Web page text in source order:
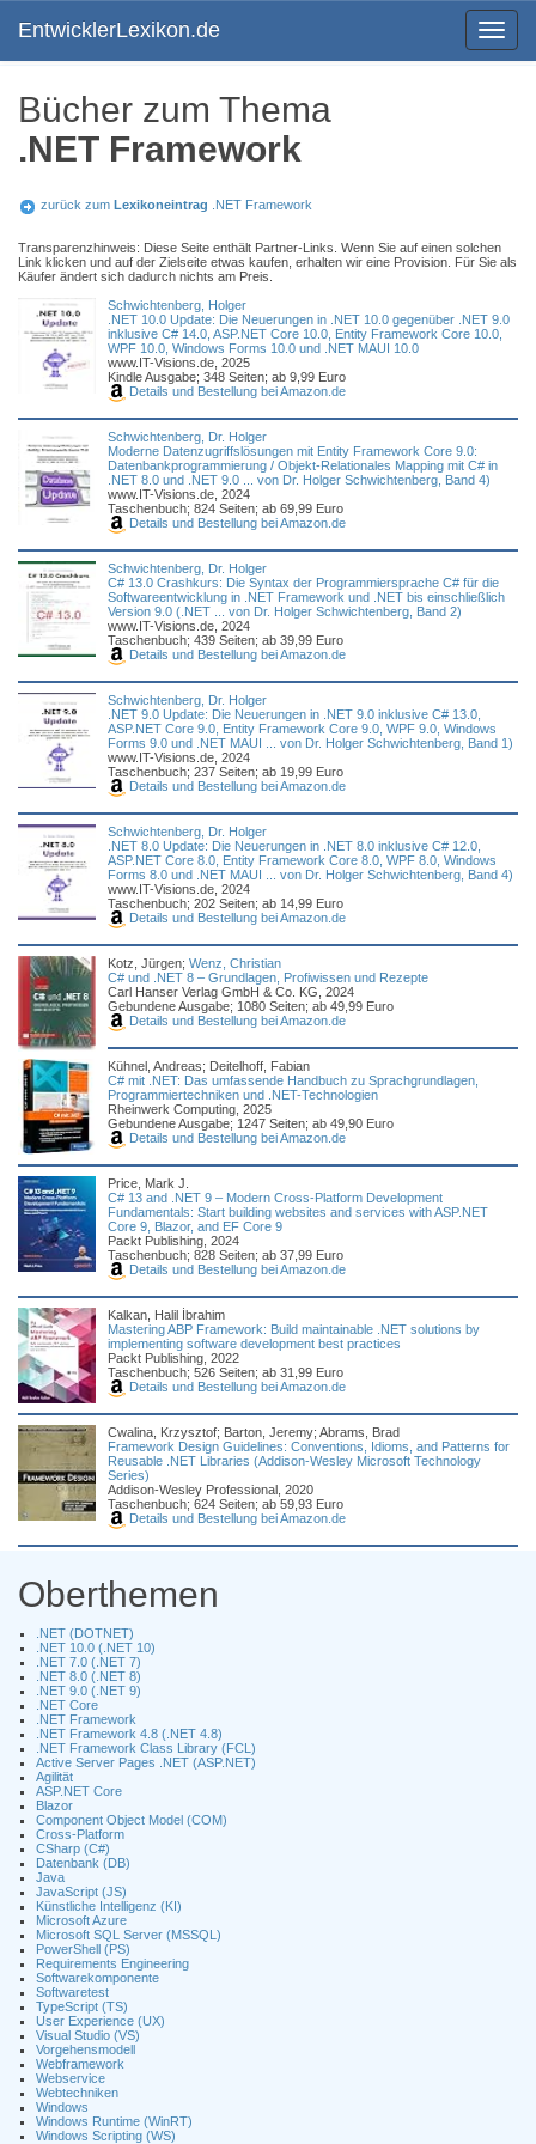
Toggle
EntwicklerLexikon.de
Bücher zum Thema
.NET Framework
zurück zum Lexikoneintrag .NET Framework
Transparenzhinweis: Diese Seite enthält Partner-Links. Wenn Sie auf einen solchen
Link klicken und auf der Zielseite etwas kaufen, erhalten wir eine Provision. Für Sie als
Käufer ändert sich dadurch nichts am Preis.
Schwichtenberg, Holger
.NET 10.0 Update: Die Neuerungen in .NET 10.0 gegenüber .NET 9.0
inklusive C# 14.0, ASP.NET Core 10.0, Entity Framework Core 10.0,
WPF 10.0, Windows Forms 10.0 und .NET MAUI 10.0
www.IT-Visions.de, 2025
Kindle Ausgabe; 348 Seiten; ab 9,99 Euro
Details und Bestellung bei Amazon.de
Schwichtenberg, Dr. Holger
Moderne Datenzugriffslösungen mit Entity Framework Core 9.0:
Datenbankprogrammierung / Objekt-Relationales Mapping mit C# in
.NET 8.0 und .NET 9.0 ... von Dr. Holger Schwichtenberg, Band 4)
www.IT-Visions.de, 2024
Taschenbuch; 824 Seiten; ab 69,99 Euro
Details und Bestellung bei Amazon.de
Schwichtenberg, Dr. Holger
C# 13.0 Crashkurs: Die Syntax der Programmiersprache C# für die
Softwareentwicklung in .NET Framework und .NET bis einschließlich
Version 9.0 (.NET ... von Dr. Holger Schwichtenberg, Band 2)
www.IT-Visions.de, 2024
Taschenbuch; 439 Seiten; ab 39,99 Euro
Details und Bestellung bei Amazon.de
Schwichtenberg, Dr. Holger
.NET 9.0 Update: Die Neuerungen in .NET 9.0 inklusive C# 13.0,
ASP.NET Core 9.0, Entity Framework Core 9.0, WPF 9.0, Windows
Forms 9.0 und .NET MAUI ... von Dr. Holger Schwichtenberg, Band 1)
www.IT-Visions.de, 2024
Taschenbuch; 237 Seiten; ab 19,99 Euro
Details und Bestellung bei Amazon.de
Schwichtenberg, Dr. Holger
.NET 8.0 Update: Die Neuerungen in .NET 8.0 inklusive C# 12.0,
ASP.NET Core 8.0, Entity Framework Core 8.0, WPF 8.0, Windows
Forms 8.0 und .NET MAUI ... von Dr. Holger Schwichtenberg, Band 4)
www.IT-Visions.de, 2024
Taschenbuch; 202 Seiten; ab 14,99 Euro
Details und Bestellung bei Amazon.de
Kotz, Jürgen; Wenz, Christian
C# und .NET 8 – Grundlagen, Profiwissen und Rezepte
Carl Hanser Verlag GmbH & Co. KG, 2024
Gebundene Ausgabe; 1080 Seiten; ab 49,99 Euro
Details und Bestellung bei Amazon.de
Kühnel, Andreas; Deitelhoff, Fabian
C# mit .NET: Das umfassende Handbuch zu Sprachgrundlagen,
Programmiertechniken und .NET-Technologien
Rheinwerk Computing, 2025
Gebundene Ausgabe; 1247 Seiten; ab 49,90 Euro
Details und Bestellung bei Amazon.de
Price, Mark J.
C# 13 and .NET 9 – Modern Cross-Platform Development
Fundamentals: Start building websites and services with ASP.NET
Core 9, Blazor, and EF Core 9
Packt Publishing, 2024
Taschenbuch; 828 Seiten; ab 37,99 Euro
Details und Bestellung bei Amazon.de
Kalkan, Halil İbrahim
Mastering ABP Framework: Build maintainable .NET solutions by
implementing software development best practices
Packt Publishing, 2022
Taschenbuch; 526 Seiten; ab 31,99 Euro
Details und Bestellung bei Amazon.de
Cwalina, Krzysztof; Barton, Jeremy; Abrams, Brad
Framework Design Guidelines: Conventions, Idioms, and Patterns for
Reusable .NET Libraries (Addison-Wesley Microsoft Technology
Series)
Addison-Wesley Professional, 2020
Taschenbuch; 624 Seiten; ab 59,93 Euro
Details und Bestellung bei Amazon.de
Oberthemen
.NET (DOTNET)
.NET 10.0 (.NET 10)
.NET 7.0 (.NET 7)
.NET 8.0 (.NET 8)
.NET 9.0 (.NET 9)
.NET Core
.NET Framework
.NET Framework 4.8 (.NET 4.8)
.NET Framework Class Library (FCL)
Active Server Pages .NET (ASP.NET)
Agilität
ASP.NET Core
Blazor
Component Object Model (COM)
Cross-Platform
CSharp (C#)
Datenbank (DB)
Java
JavaScript (JS)
Künstliche Intelligenz (KI)
Microsoft Azure
Microsoft SQL Server (MSSQL)
PowerShell (PS)
Requirements Engineering
Softwarekomponente
Softwaretest
TypeScript (TS)
User Experience (UX)
Visual Studio (VS)
Vorgehensmodell
Webframework
Webservice
Webtechniken
Windows
Windows Runtime (WinRT)
Windows Scripting (WS)